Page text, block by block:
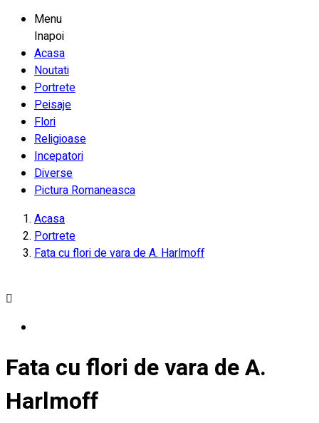
Menu
Inapoi
Acasa
Noutati
Portrete
Peisaje
Flori
Religioase
Incepatori
Diverse
Pictura Romaneasca
Acasa
Portrete
Fata cu flori de vara de A. Harlmoff

Fata cu flori de vara de A.
Harlmoff